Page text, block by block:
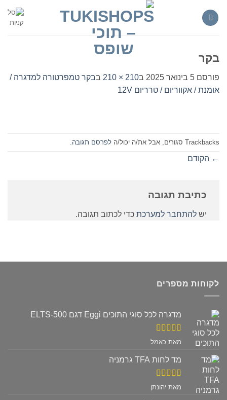
בקר
פורסם 5 בינואר 2025 ב210 × 210 בבקר טמפרטורה למדגרה /
אומנת / אקווריום / טרריום 12V
Trackbacks סגורים, אבל את/ה יכול/ה לפרסם תגובה
← הקודם
כתיבת תגובה
יש להתחבר למערכת כדי לכתוב תגובה.
לקוחות מספרים
מדגרה לכל סוגי התוכים Eggi דגם ELTS-500
דורג 5מתוך
מאת כאמל
מד לחות TFA גרמניה
דורג 5מתוך
מאת יהונתן